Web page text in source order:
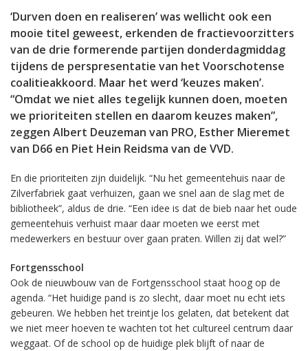
‘Durven doen en realiseren’ was wellicht ook een
mooie titel geweest, erkenden de fractievoorzitters
van de drie formerende partijen donderdagmiddag
tijdens de perspresentatie van het Voorschotense
coalitieakkoord. Maar het werd ‘keuzes maken’.
“Omdat we niet alles tegelijk kunnen doen, moeten
we prioriteiten stellen en daarom keuzes maken”,
zeggen Albert Deuzeman van PRO, Esther Mieremet
van D66 en Piet Hein Reidsma van de VVD.
En die prioriteiten zijn duidelijk. “Nu het gemeentehuis naar de
Zilverfabriek gaat verhuizen, gaan we snel aan de slag met de
bibliotheek”, aldus de drie. “Een idee is dat de bieb naar het oude
gemeentehuis verhuist maar daar moeten we eerst met
medewerkers en bestuur over gaan praten. Willen zij dat wel?”
Fortgensschool
Ook de nieuwbouw van de Fortgensschool staat hoog op de
agenda. “Het huidige pand is zo slecht, daar moet nu echt iets
gebeuren. We hebben het treintje los gelaten, dat betekent dat
we niet meer hoeven te wachten tot het cultureel centrum daar
weggaat. Of de school op de huidige plek blijft of naar de